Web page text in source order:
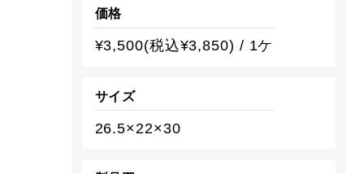
価格
¥3,500(税込¥3,850) / 1ケ
サイズ
26.5×22×30